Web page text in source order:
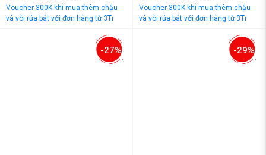
Voucher 300K khi mua thêm chậu
và vòi rửa bát với đơn hàng từ 3Tr
Voucher 300K khi mua thêm chậu
và vòi rửa bát với đơn hàng từ 3Tr
-27% -29%